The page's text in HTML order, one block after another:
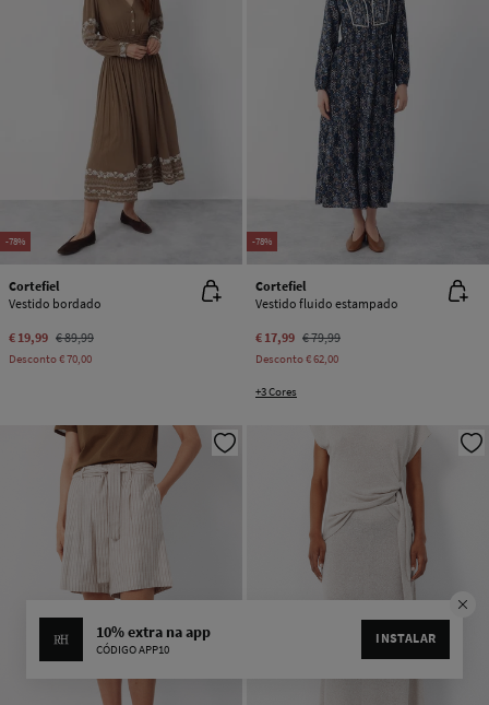
-78%
Cortefiel
Vestido bordado
€ 19,99 € 89,99
Desconto€ 70,00
-78%
Cortefiel
Vestido fluido estampado
€ 17,99 € 79,99
Desconto€ 62,00
+3 Cores
10% extra na app
CÓDIGO APP10
INSTALAR